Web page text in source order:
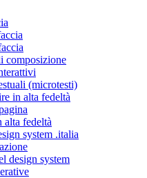
composizione
(microtesti)
in alta fedeltà
fedeltà
system .italia
design system